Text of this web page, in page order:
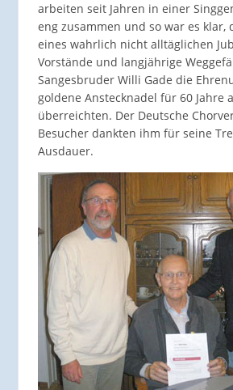
arbeiten seit Jahren in einer
eng zusammen und so war es klar,
eines wahrlich nicht alltäglichen
Vorstände und langjährige
Sangesbruder Willi Gade die
goldene Anstecknadel für 60 Jahre
überreichten. Der Deutsche
Besucher dankten ihm für seine
Ausdauer.